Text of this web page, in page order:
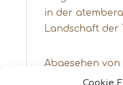
Cookie
in der
Landschaft der
Abgesehen
und dem